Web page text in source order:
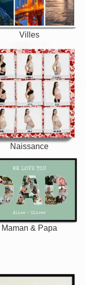
Villes
Naissance
Maman & Papa